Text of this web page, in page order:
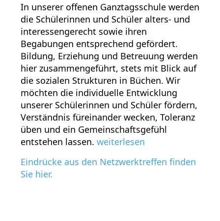
In unserer offenen Ganztagsschule werden
die Schülerinnen und Schüler alters- und
interessengerecht sowie ihren
Begabungen entsprechend gefördert.
Bildung, Erziehung und Betreuung werden
hier zusammengeführt, stets mit Blick auf
die sozialen Strukturen in Büchen. Wir
möchten die individuelle Entwicklung
unserer Schülerinnen und Schüler fördern,
Verständnis füreinander wecken, Toleranz
üben und ein Gemeinschaftsgefühl
entstehen lassen. weiterlesen
Eindrücke aus den Netzwerktreffen finden
Sie hier.